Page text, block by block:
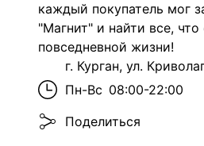
каждый покупатель мог
"Магнит" и найти все,
повседневной жизни!
г. Курган, ул.
Пн-Вс 08:00-22:00
Поделиться